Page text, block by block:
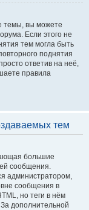
темы, вы можете
Если этого не
тем могла быть
поднятия
ответив на неё,
правила
тем
большие
сообщения.
администратором,
сообщения в
но теги в нём
дополнительной